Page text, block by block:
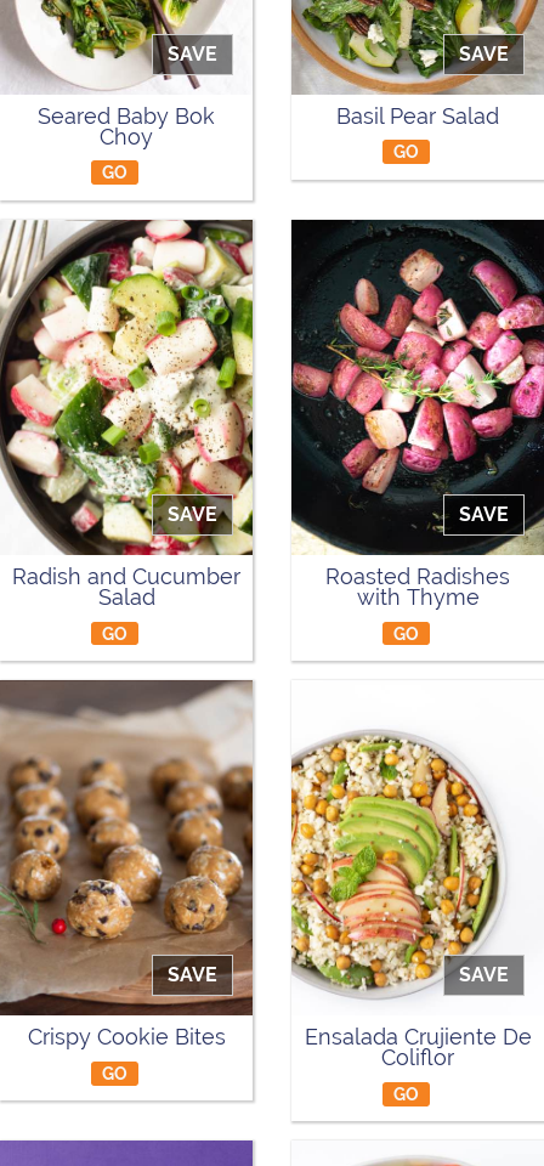
SAVE
Seared Baby Bok
Choy
GO
SAVE
Basil Pear Salad
GO
SAVE
Radish and Cucumber
Salad
GO
SAVE
Roasted Radishes
with Thyme
GO
SAVE
Crispy Cookie Bites
GO
SAVE
Ensalada Crujiente De
Coliflor
GO